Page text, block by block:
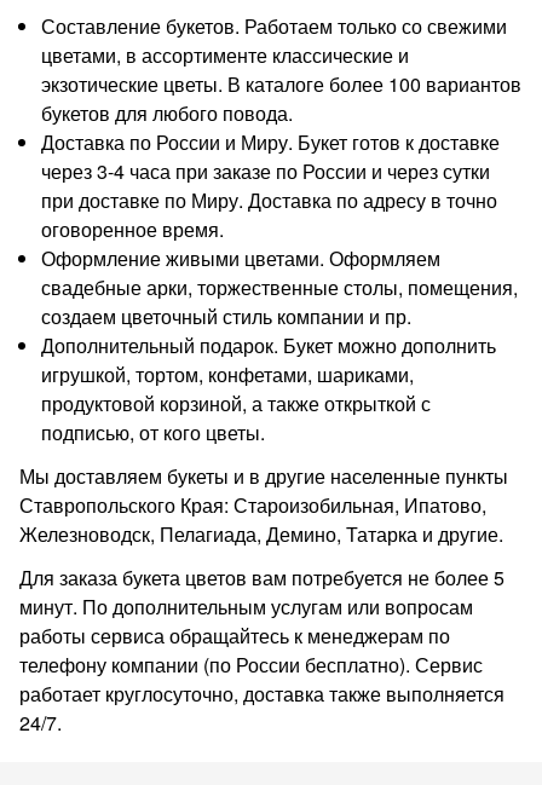
Составление букетов. Работаем только со свежими
цветами, в ассортименте классические и
экзотические цветы. В каталоге более 100 вариантов
букетов для любого повода.
Доставка по России и Миру. Букет готов к доставке
через 3-4 часа при заказе по России и через сутки
при доставке по Миру. Доставка по адресу в точно
оговоренное время.
Оформление живыми цветами. Оформляем
свадебные арки, торжественные столы, помещения,
создаем цветочный стиль компании и пр.
Дополнительный подарок. Букет можно дополнить
игрушкой, тортом, конфетами, шариками,
продуктовой корзиной, а также открыткой с
подписью, от кого цветы.
Мы доставляем букеты и в другие населенные пункты
Ставропольского Края: Староизобильная, Ипатово,
Железноводск, Пелагиада, Демино, Татарка и другие.
Для заказа букета цветов вам потребуется не более 5
минут. По дополнительным услугам или вопросам
работы сервиса обращайтесь к менеджерам по
телефону компании (по России бесплатно). Сервис
работает круглосуточно, доставка также выполняется
24/7.